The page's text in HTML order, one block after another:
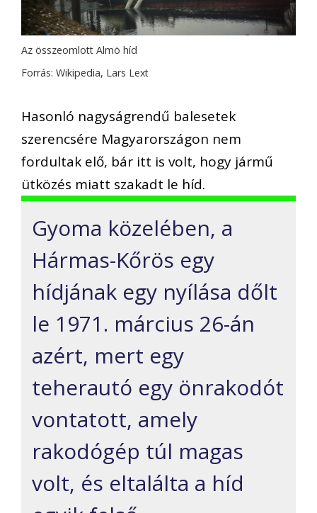
Az összeomlott Almö híd
Forrás: Wikipedia, Lars Lext
Hasonló nagyságrendű balesetek
szerencsére Magyarországon nem
fordultak elő, bár itt is volt, hogy jármű
ütközés miatt szakadt le híd.
Gyoma közelében, a
Hármas-Kőrös egy
hídjának egy nyílása dőlt
le 1971. március 26-án
azért, mert egy
teherautó egy önrakodót
vontatott, amely
rakodógép túl magas
volt, és eltalálta a híd